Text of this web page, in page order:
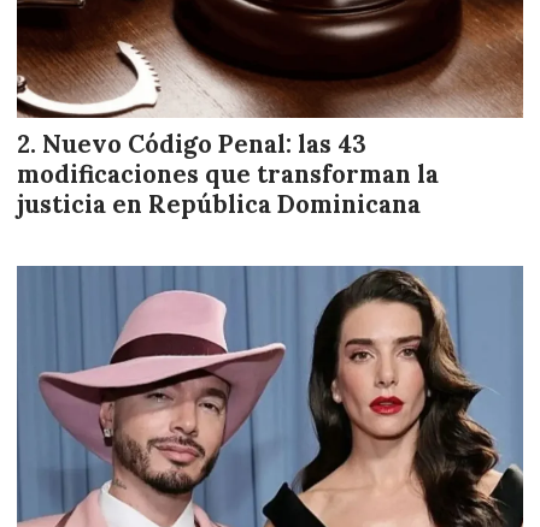
Nuevo Código Penal: las 43
modificaciones que transforman la
justicia en República Dominicana